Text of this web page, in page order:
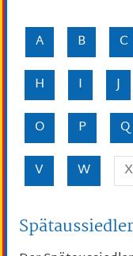
A B C
H
I J
O
P Q
V
W X